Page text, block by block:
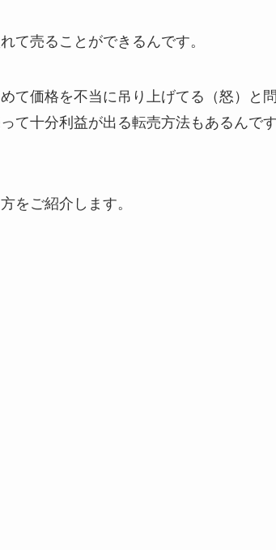
て売ることができるんです。
て価格を不当に吊り上げてる（怒）と
て十分利益が出る転売方法もあるんで
をご紹介します。